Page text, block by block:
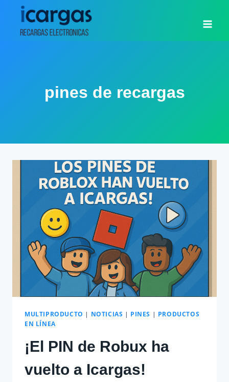
Saltar
contenido
pines de recargas
MULTIPRODUCTO | NOTICIAS | PINES | PRODUCTOS
EN LÍNEA
¡El PIN de Robux ha
vuelto a Icargas!